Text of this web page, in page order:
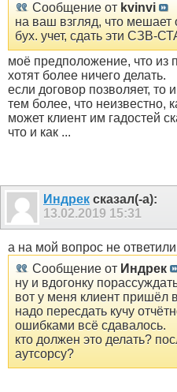
Сообщение от kvinvi
на ваш взгляд, что мешает
бух. учет, сдать эти СЗВ-
моё предположение, что из
хотят более ничего делать.
если договор позволяет, то
тем более, что неизвестно,
может клиент им гадостей
что и как ...
Индрек сказал(-а):
13.02.2019 15:31
а на мой вопрос не
Сообщение от Индрек
ну и вдогонку
вот у меня клиент пришёл
надо пересдать кучу
ошибками всё сдавалось.
кто должен это делать?
аутсорсу?